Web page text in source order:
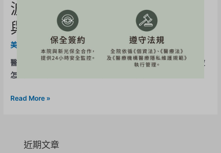
波、十蓓電波、海芙音波效果
與價格一次看
美力專欄 眼周美學/ ByBE-Evelyn
醫美新知 眼周電波、音波比較：鳳凰電波、十蓓電波、海芙音波
怎麼選？ 眼周細紋、鬆弛與眼尾下垂該怎麼選？一次了解 …
Read More »
近期文章